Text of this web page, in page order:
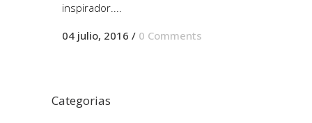
inspirador....
04 julio, 2016 / 0 Comments
Categorias